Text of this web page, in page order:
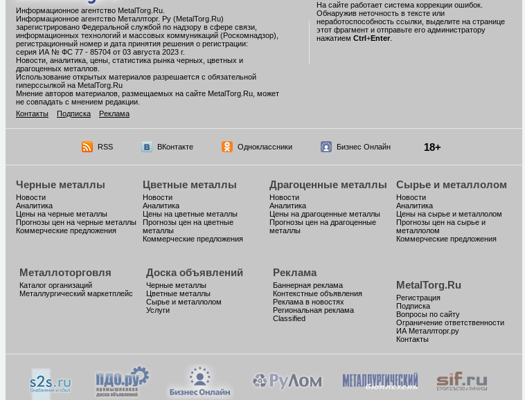
Информационное агентство MetalTorg.Ru
Информационное агентство Металлторг. Ру (MetalTorg.Ru)
зарегистрировано Федеральной службой по надзору в сфере связи,
информационных технологий и массовых коммуникаций (Роскомнадзор),
регистрационный номер и дата принятия решения о регистрации:
серия ИА № ФС 77 - 85704 от 03 августа 2023 г.
Новости, аналитика, цены, статистика рынка черных, цветных и
драгоценных металлов.
Использование открытых материалов разрешается с обязательной
гиперссылкой на MetalTorg.Ru
Мнение авторов материалов, размещаемых на сайте MetalTorg.Ru, может
не совпадать с мнением редакции.
Контакты
Подписка Реклама
На сайте работает система коррекции ошибок.
Обнаружив неточность в тексте или
неработоспособность ссылки, выделите на странице
этот фрагмент и отправьте его администратору
нажатием Ctrl+Enter
RSS ВКонтакте Одноклассники Бизнес Онлайн 18+
Черные металлы
Новости
Аналитика
Цены на черные металлы
Прогнозы цен на черные металлы
Коммерческие предложения
Цветные металлы
Новости
Аналитика
Цены на цветные металлы
Прогнозы цен на цветные
металлы
Коммерческие предложения
Драгоценные металлы
Новости
Аналитика
Цены на драгоценные металлы
Прогнозы цен на драгоценные
металлы
Сырье и металлолом
Новости
Аналитика
Цены на сырье и металлолом
Прогнозы цен на сырье и
металлолом
Коммерческие предложения
Металлоторговля
Каталог организаций
Металлургический маркетплейс
Доска объявлений
Черные металлы
Цветные металлы
Сырье и металлолом
Услуги
Реклама
Баннерная реклама
Контекстные объявления
Реклама в новостях
Региональная реклама
Classified
MetalTorg.Ru
Регистрация
Подписка
Вопросы по сайту
Ограничение ответственности
ИА Металлторг.ру
Контакты